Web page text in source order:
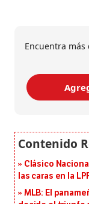
Encuentra
Clásico
las caras en la
MLB: El